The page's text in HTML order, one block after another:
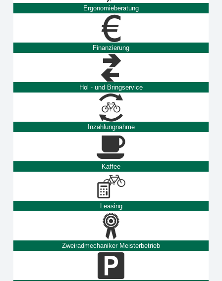
Ergonomieberatung
Finanzierung
Hol - und Bringservice
Inzahlungnahme
Kaffee
Leasing
Zweiradmechaniker Meisterbetrieb